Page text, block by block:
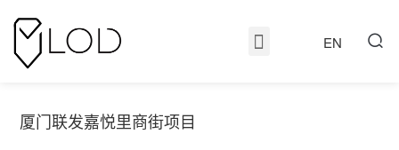
EN
厦门联发嘉悦里商街项目